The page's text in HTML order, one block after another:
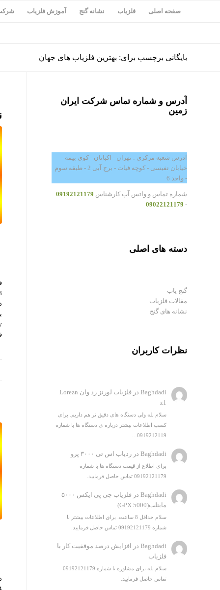
صفحه اصلی فلزیاب نشانه گنج آموزش فلزیاب
بایگانی برچسب برای: بهترین فلزیاب های جهان
آدرس و شماره تماس شرکت ایران
زمین
آدرس شعبه مرکزی : تهران - اکباتان - کوی بیمه -
خیابان نفیسی - کوچه فیات - برج آبی 2 - طبقه سوم
- واحد 6
شماره تماس و واتس آپ کارشناس 09192121179
-
09022121179
دسته های اصلی
گنج یاب
مقالات فلزیاب
نشانه های گنج
نظرات کاربران
Baghdadi در
فلزیاب لورنز زد وان Lorezn
z1
سلام بله ولی دستگاه های دقیق تر هم داریم. برای
کسب اطلاعات بیشتر درباره ی دستگاه ها با شماره
0919212119…
Baghdadi درردیاب اس تی ۳۰۰۰ پرو
برای اطلاع از قیمت دستگاه ها با شماره
09192121179 تماس حاصل فرمایید.
Baghdadi در
فلزیاب جی پی ایکس ۵۰۰۰
ماینلب(GPX 5000)
سلام حداقل 8 ساعت. برای اطلاعات بیشتر با
شماره 09192121179 تماس حاصل فرمایید.
Baghdadi در
افزایش درصد موفقیت کار با
فلزیاب
سلام بله برای مشاوره با شماره 09192121179
تماس حاصل فرمایید.